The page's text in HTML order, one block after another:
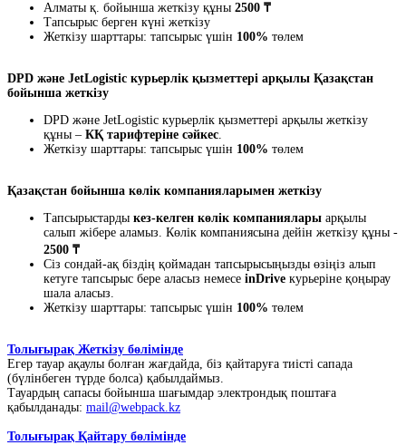
Алматы қ. бойынша жеткізу құны 2500 ₸
Тапсырыс берген күні жеткізу
Жеткізу шарттары: тапсырыс үшін 100% төлем
DPD және JetLogistic курьерлік қызметтері арқылы Қазақстан
бойынша жеткізу
DPD және JetLogistic курьерлік қызметтері арқылы жеткізу
құны – КҚ тарифтеріне сәйкес.
Жеткізу шарттары: тапсырыс үшін 100% төлем
Қазақстан бойынша көлік компанияларымен жеткізу
Тапсырыстарды кез-келген көлік компаниялары арқылы
салып жібере аламыз. Көлік компаниясына дейін жеткізу құны -
2500 ₸
Сіз сондай-ақ біздің қоймадан тапсырысыңызды өзіңіз алып
кетуге тапсырыс бере аласыз немесе inDrive курьеріне қоңырау
шала аласыз.
Жеткізу шарттары: тапсырыс үшін 100% төлем
Толығырақ Жеткізу бөлімінде
Егер тауар ақаулы болған жағдайда, біз қайтаруға тиісті сапада
(бүлінбеген түрде болса) қабылдаймыз.
Тауардың сапасы бойынша шағымдар электрондық поштаға
қабылданады: mail@webpack.kz
Толығырақ Қайтару бөлімінде